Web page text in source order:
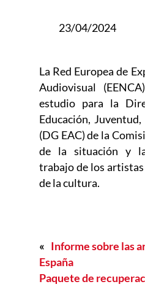
23/04/2024
La Red Europea de
Audiovisual
estudio para la
Educación,
(DG EAC) de la
de la situación y
trabajo de los
de la cultura.
« Informe sobre las
España
Paquete de